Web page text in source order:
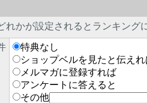
れかが設定されるとランキング
特典なし
ショップベルを見たと伝えれ
メルマガに登録すれば
アンケートに答えると
その他